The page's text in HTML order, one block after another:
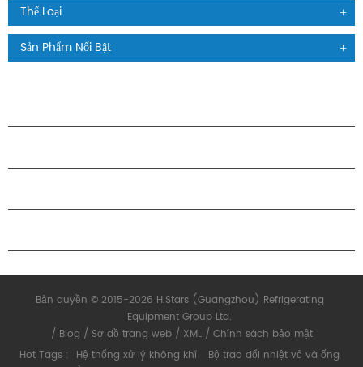
Thể Loại
Sản Phẩm Nổi Bật
Bản quyền © 2015-2026 H.Stars (Guangzhou) Refrigerating
Equipment Group Ltd.
/ Blog / Sơ đồ trang web/ XML/ Chính sách bảo mật
Hot Tags :
Hệ thống xử lý không khí
Bộ trao đổi nhiệt vỏ và ống